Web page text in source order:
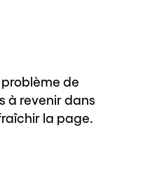
problème de
à revenir dans
la page.